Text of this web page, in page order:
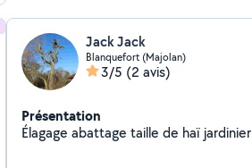
Jack Jack
Blanquefort (Majolan)
3/5 (2 avis)
Présentation
Élagage abattage taille de haï jardinier